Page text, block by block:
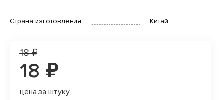
Страна изготовления Китай
18 ₽
18 ₽
цена за штуку